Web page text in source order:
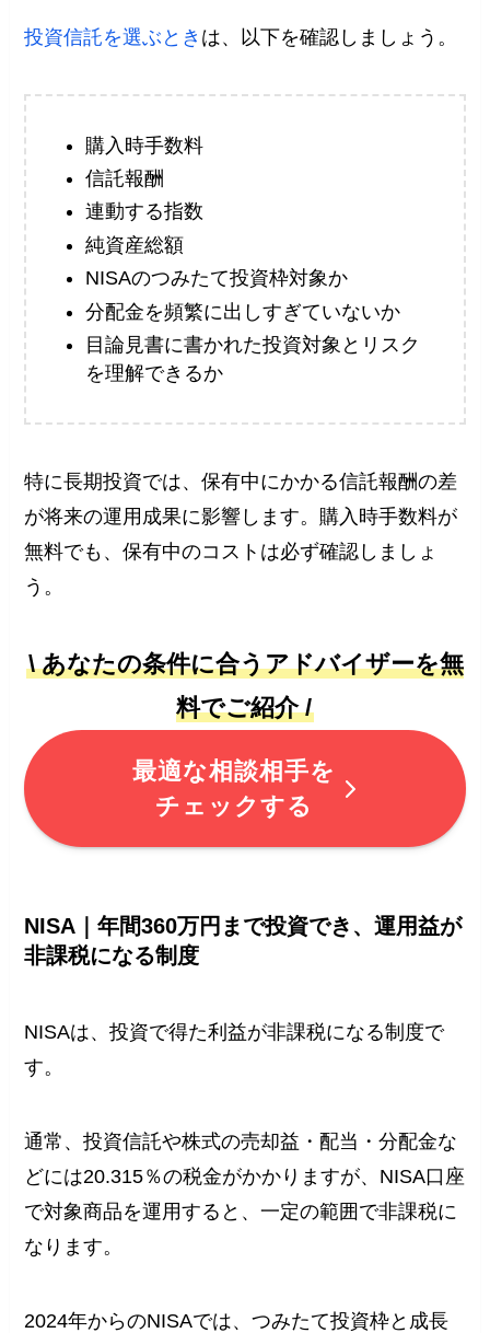
投資信託を選ぶとき は、以下を確認しましょう。
購入時手数料
信託報酬
連動する指数
純資産総額
NISAのつみたて投資枠対象か
分配金を頻繁に出しすぎていないか
目論見書に書かれた投資対象とリスク
を理解できるか
特に長期投資では、保有中にかかる信託報酬の差
が将来の運用成果に影響します。購入時手数料が
無料でも、保有中のコストは必ず確認しましょ
う。
\ あなたの条件に合うアドバイザーを無
料でご紹介 /
最適な相談相手を
チェックする
NISA｜年間360万円まで投資でき、運用益が
非課税になる制度
NISAは、投資で得た利益が非課税になる制度で
す。
通常、投資信託や株式の売却益・配当・分配金な
どには20.315％の税金がかかりますが、NISA口座
で対象商品を運用すると、一定の範囲で非課税に
なります。
2024年からのNISAでは、つみたて投資枠と成長